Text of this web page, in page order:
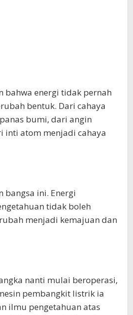
bahwa energi tidak pernah
bentuk. Dari cahaya
bumi, dari angin
inti atom menjadi cahaya
bangsa ini. Energi
tidak boleh
menjadi kemajuan dan
nanti mulai beroperasi,
pembangkit listrik ia
ilmu pengetahuan atas